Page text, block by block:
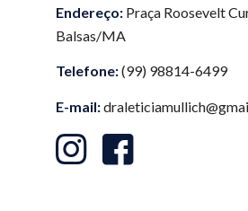
Endereço: Praça Roosevelt
Balsas/MA
Telefone:(99) 98814-6499
E-mail: